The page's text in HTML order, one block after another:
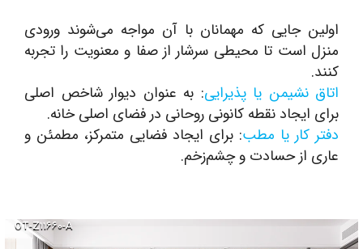
اولین جایی که مهمانان با آن مواجه می‌شوند ورودی
منزل است تا محیطی سرشار از صفا و معنویت را تجربه
کنند.
اتاق نشیمن یا پذیرایی: به عنوان دیوار شاخص اصلی
برای ایجاد نقطه کانونی روحانی در فضای اصلی خانه.
دفتر کار یا مطب: برای ایجاد فضایی متمرکز، مطمئن و
عاری از حسادت و چشم‌زخم.
OT-Z۱۱۶۶۰-A